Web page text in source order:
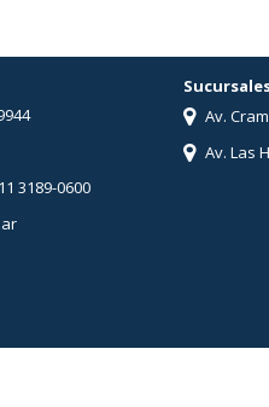
3189-0600
Av.
Av. Las